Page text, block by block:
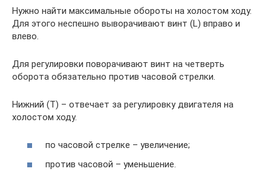
Нужно найти максимальные обороты на холостом ходу.
Для этого неспешно выворачивают винт (L) вправо и
влево.
Для регулировки поворачивают винт на четверть
оборота обязательно против часовой стрелки.
Нижний (T) – отвечает за регулировку двигателя на
холостом ходу.
по часовой стрелке – увеличение;
против часовой – уменьшение.